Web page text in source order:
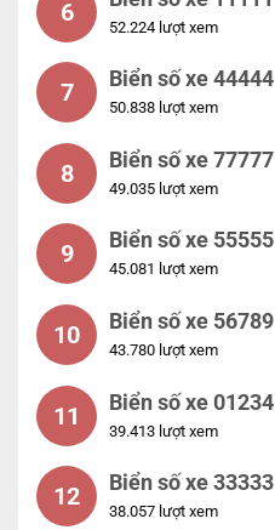
6
52.224 lượt xem
7 Biển số xe 44444
50.838 lượt xem
8 Biển số xe 77777
49.035 lượt xem
9 Biển số xe 55555
45.081 lượt xem
10 Biển số xe 56789
43.780 lượt xem
11 Biển số xe 01234
39.413 lượt xem
12 Biển số xe 33333
38.057 lượt xem